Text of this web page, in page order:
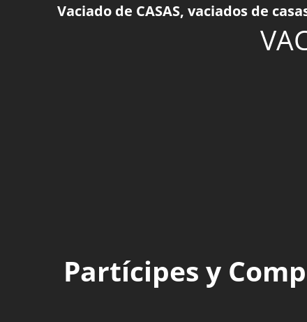
Vaciado de CASAS, vaciados de
Partícipes y